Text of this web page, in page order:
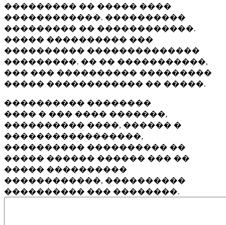
��������� �� ����� ����
������������. ����������
��������� �� ������������.
����� ���������� ���
���������� ��������������
���������. �� �� �����������,
��� ��� ���������� ���������
����� ������������ �� �����.
���������� ��������
���� � ��� ���� �������,
���������� ����, ������ �
�����������������,
���������� ���������� ��
����� ������ ������ ��� ��
����� ����������
������������, ����������
���������� ��� ��������.